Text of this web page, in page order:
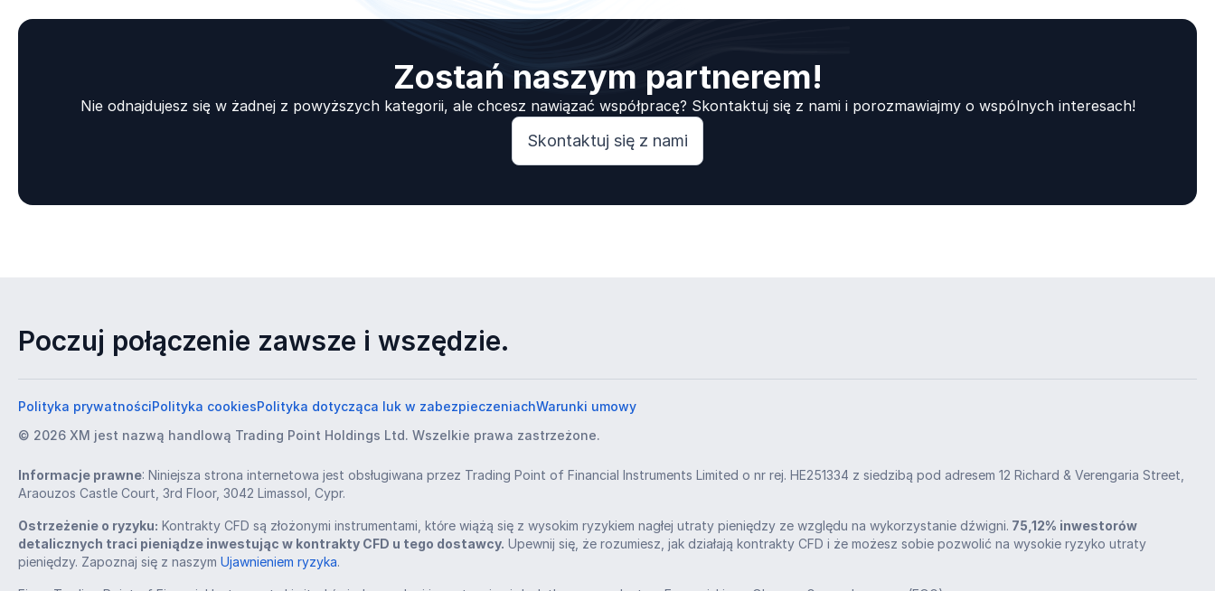
Zostań naszym partnerem!
Nie odnajdujesz się w żadnej z powyższych kategorii, ale chcesz nawiązać współpracę? Skontaktuj się z nami i porozmawiajmy o wspólnych interesach!
Skontaktuj się z nami
Poczuj połączenie zawsze i wszędzie.
Polityka prywatnościPolityka cookiesPolityka dotycząca luk w zabezpieczeniachWarunki umowy
© 2026 XM jest nazwą handlową Trading Point Holdings Ltd. Wszelkie prawa zastrzeżone.
Informacje prawne: Niniejsza strona internetowa jest obsługiwana przez Trading Point of Financial Instruments Limited o nr rej. HE251334 z siedzibą pod adresem 12 Richard & Verengaria Street,
Araouzos Castle Court, 3rd Floor, 3042 Limassol, Cypr.
Ostrzeżenie o ryzyku: Kontrakty CFD są złożonymi instrumentami, które wiążą się z wysokim ryzykiem nagłej utraty pieniędzy ze względu na wykorzystanie dźwigni. 75,12% inwestorów
detalicznych traci pieniądze inwestując w kontrakty CFD u tego dostawcy. Upewnij się, że rozumiesz, jak działają kontrakty CFD i że możesz sobie pozwolić na wysokie ryzyko utraty
pieniędzy. Zapoznaj się z naszym Ujawnieniem ryzyka.